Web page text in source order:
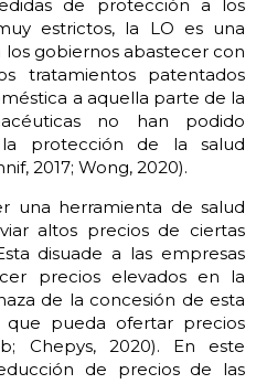
de protección a los
estrictos, la LO es una
gobiernos abastecer con
tratamientos patentados
a aquella parte de la
no han podido
la protección de la salud
2017; Wong, 2020).
una herramienta de salud
altos precios de ciertas
disuade a las empresas
precios elevados en la
de la concesión de esta
pueda ofertar precios
Chepys, 2020). En este
de precios de las